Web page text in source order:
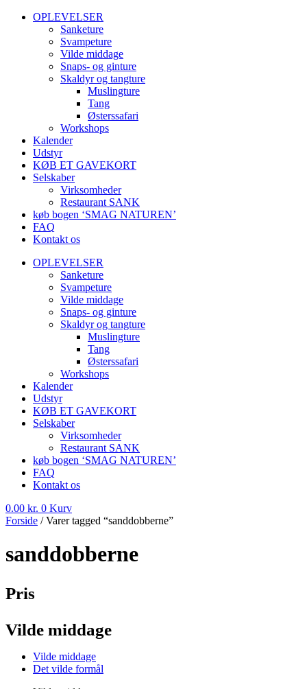
OPLEVELSER
Sanketure
Svampeture
Vilde middage
Snaps- og ginture
Skaldyr og tangture
Muslingture
Tang
Østerssafari
Workshops
Kalender
Udstyr
KØB ET GAVEKORT
Selskaber
Virksomheder
Restaurant SANK
køb bogen ‘SMAG NATUREN’
FAQ
Kontakt os
OPLEVELSER
Sanketure
Svampeture
Vilde middage
Snaps- og ginture
Skaldyr og tangture
Muslingture
Tang
Østerssafari
Workshops
Kalender
Udstyr
KØB ET GAVEKORT
Selskaber
Virksomheder
Restaurant SANK
køb bogen ‘SMAG NATUREN’
FAQ
Kontakt os
0.00 kr. 0 Kurv
Forside / Varer tagged “sanddobberne”
sanddobberne
Pris
Vilde middage
Vilde middage
Det vilde formål